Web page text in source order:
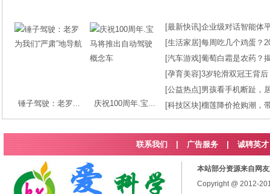
锤子驾驶：老罗... 庆祝100周年.宝...
[最新快讯]企业级对话智能体
[生活家居]每周吃几个鸡蛋？
[汽车游戏]葡萄白霜是农药？
[孕育美容]3岁轮滑双冠王背
[公益热点] 男孩看手机断趾，
[科技区块]榴莲降价抢购潮，
联系我们 广告服务 | 诚聘英才
本站部分资源来自网
Copyright @ 2012-